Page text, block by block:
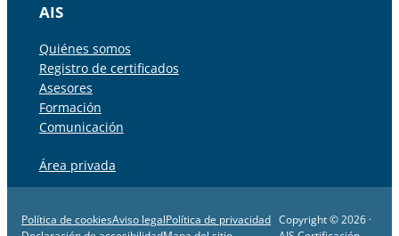
AIS
Quiénes somos
Registro de certificados
Asesores
Formación
Comunicación
Área privada
Política de cookiesAviso legalPolítica de privacidad Copyright © 2026 ·